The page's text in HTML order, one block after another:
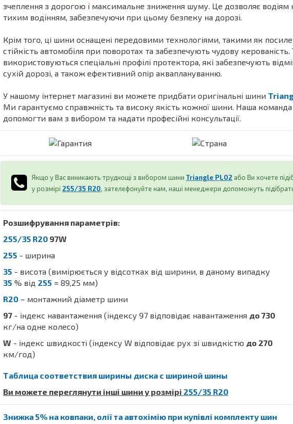
зчеплення з дорогою і максимальне зниження шуму. Це дозволяє водіям
тихим водінням, забезпечуючи при цьому безпеку на дорозі.
Крім того, ці шини оснащені передовими технологіями, такими як
стійкість автомобіля при поворотах та забезпечують чудову
використовуються спеціальні профілі протектора, які забезпечують
сухій дорозі, а також ефективний опір акваплануванню.
У нашому інтернет магазині ви можете придбати оригінальні шини
Ми гарантуємо справжність та високу якість кожної шини. Наша
допомогти вам з вибором та надати професійні консультації.
Якщо у Вас виникають труднощі з вибором шини Triangle PL02 або Ви хочете
у розмірі 255/35 R20, зателефонуйте нам, наші менеджери допоможуть
Розшифрування параметрів:
255/35 R20 97W
255 - ширина
35 - висота (вимірюється у відсотках від ширини, в даному випадку
35 % від 255 = 89,25 мм)
R20 – монтажний діаметр шини
97 - індекс навантаження (індексу 97 відповідає навантаження до 730
кг/на одне колесо)
W - індекс швидкості (індексу W відповідає рух зі швидкістю до 270
км/год)
Таблица соответствия ширины диска с шириной шины
Ви можете переглянути інші шини у розмірі 255/35 R20
Знижка 5% на ковпаки, олії та автохімію при купівлі комплекту шин